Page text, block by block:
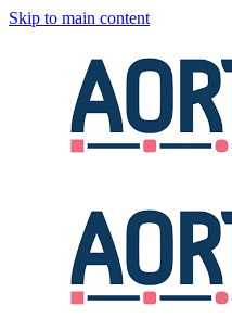
Skip to main content